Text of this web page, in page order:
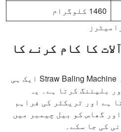
1460 کلوگرام
کا کام کرنے کا
گول بلیئر کے برعکس، یہ Straw Baling Machine ایک ہی
بلیئنگ کرتا ہے۔ یہ
ہے اور ٹریکٹر کی فراہم
گھاس کو بيل چیمبر میں
کی جا سکے۔